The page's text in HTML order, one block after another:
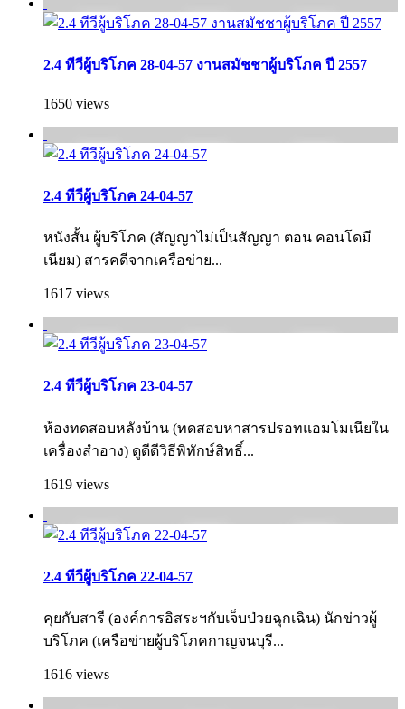
2.4 ทีวีผู้บริโภค 28-04-57 งานสมัชชาผู้บริโภค ปี 2557
1650 views
2.4 ทีวีผู้บริโภค 24-04-57
หนังสั้น ผู้บริโภค (สัญญาไม่เป็นสัญญา ตอน คอนโดมี
เนียม) สารคดีจากเครือข่าย...
1617 views
2.4 ทีวีผู้บริโภค 23-04-57
ห้องทดสอบหลังบ้าน (ทดสอบหาสารปรอทแอมโมเนียใน
เครื่องสำอาง) ดูดีดีวิธีพิทักษ์สิทธิ์...
1619 views
2.4 ทีวีผู้บริโภค 22-04-57
คุยกับสารี (องค์การอิสระฯกับเจ็บป่วยฉุกเฉิน) นักข่าวผู้
บริโภค (เครือข่ายผู้บริโภคกาญจนบุรี...
1616 views